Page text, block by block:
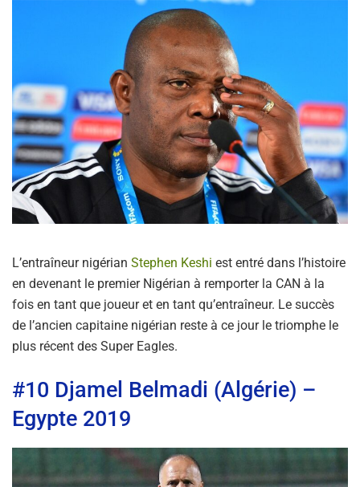
L’entraîneur nigérian Stephen Keshi est entré dans l’histoire
en devenant le premier Nigérian à remporter la CAN à la
fois en tant que joueur et en tant qu’entraîneur. Le succès
de l’ancien capitaine nigérian reste à ce jour le triomphe le
plus récent des Super Eagles.
#10 Djamel Belmadi (Algérie) –
Egypte 2019